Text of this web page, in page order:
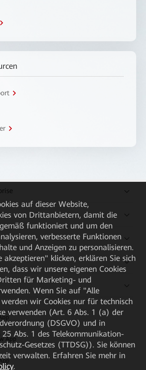
App
auf dieser Website,
von Drittanbietern, damit die
funktioniert und um den
verbesserte Funktionen
und Anzeigen zu personalisieren.
akzeptieren" klicken, erklären Sie sich
dass wir unsere eigenen Cookies
für Marketing- und
Wenn Sie auf "Alle
wir Cookies nur für technisch
verwenden (Art. 6 Abs. 1 (a) der
(DSGVO) und in
Abs. 1 des Telekommunikation-
Gesetzes (TTDSG)). Sie können
verwalten. Erfahren Sie mehr in
.